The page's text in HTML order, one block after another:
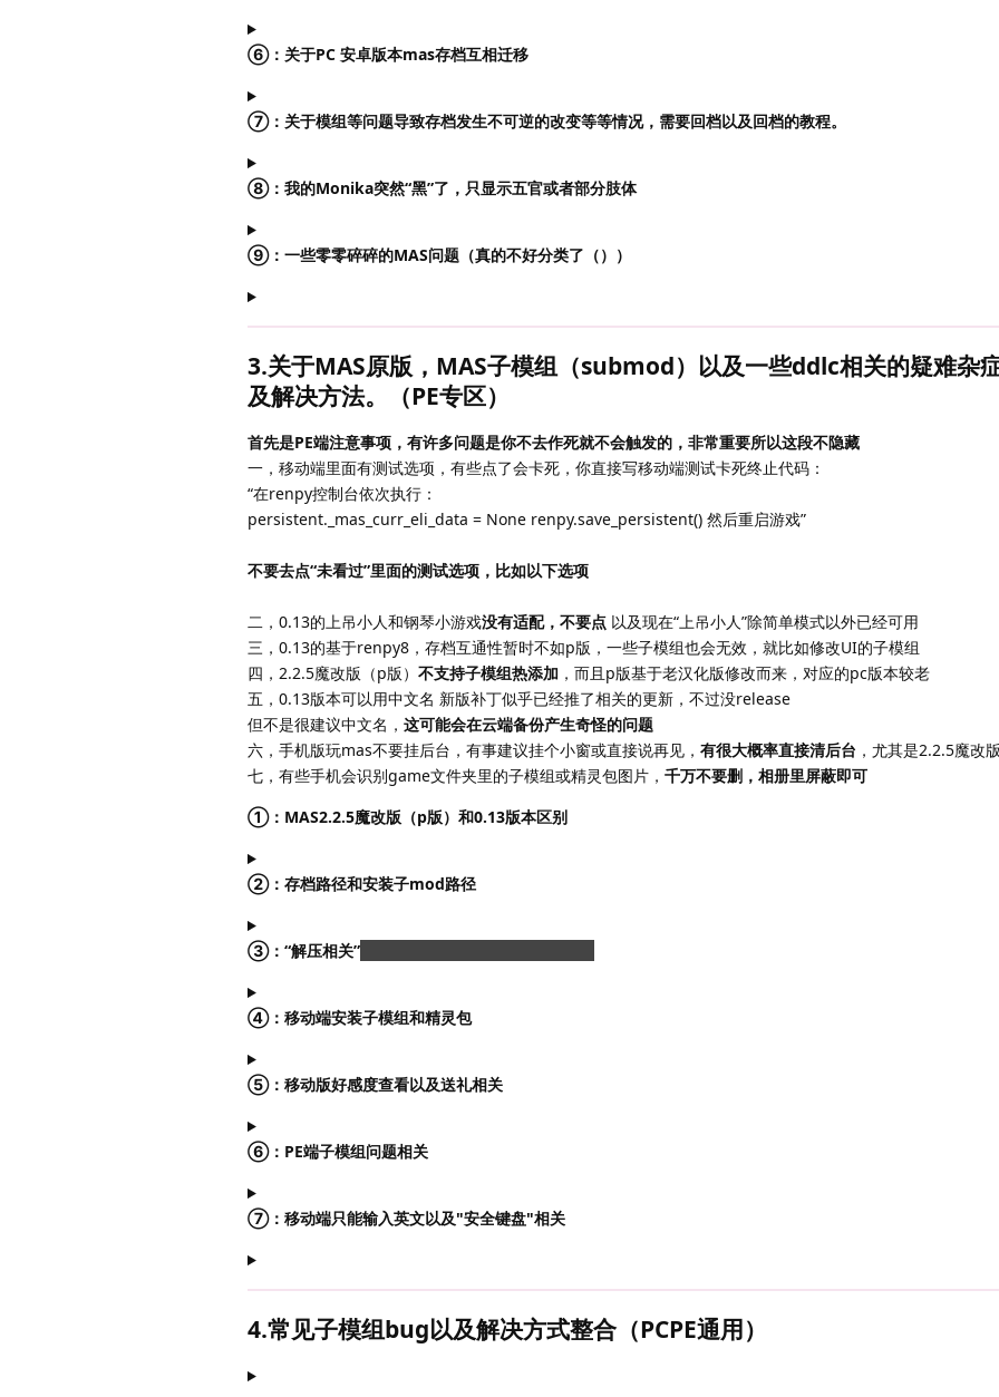
⑥：关于PC 安卓版本mas存档互相迁移
⑦：关于模组等问题导致存档发生不可逆的改变等等情况，需要回档以及回档的教程。
⑧：我的Monika突然“黑”了，只显示五官或者部分肢体
⑨：一些零零碎碎的MAS问题（真的不好分类了（））
3.关于MAS原版，MAS子模组（submod）以及一些ddlc相关的疑难杂
及解决方法。（PE专区）
首先是PE端注意事项，有许多问题是你不去作死就不会触发的，非常重要所以这段不隐藏
一，移动端里面有测试选项，有些点了会卡死，你直接写移动端测试卡死终止代码：
“在renpy控制台依次执行：
persistent._mas_curr_eli_data = None renpy.save_persistent() 然后重启游戏”
不要去点“未看过”里面的测试选项，比如以下选项
二，0.13的上吊小人和钢琴小游戏没有适配，不要点 以及现在“上吊小人”除简单模式以外已经可用
三，0.13的基于renpy8，存档互通性暂时不如p版，一些子模组也会无效，就比如修改UI的子模组
四，2.2.5魔改版（p版） 不支持子模组热添加 ，而且p版基于老汉化版修改而来，对应的pc版本较老
五，0.13版本可以用中文名 新版补丁似乎已经推了相关的更新，不过没release
但不是很建议中文名， 这可能会在云端备份产生奇怪的问题
六，手机版玩mas不要挂后台，有事建议挂个小窗或直接说再见， 有很大概率直接清后台 ，尤其是2.2.5魔改
七，有些手机会识别game文件夹里的子模组或精灵包图片， 千万不要删，相册里屏蔽即可
①：MAS2.2.5魔改版（p版）和0.13版本区别
②：存档路径和安装子mod路径
③：“解压相关”
④：移动端安装子模组和精灵包
⑤：移动版好感度查看以及送礼相关
⑥：PE端子模组问题相关
⑦：移动端只能输入英文以及"安全键盘"相关
4.常见子模组bug以及解决方式整合（PCPE通用）